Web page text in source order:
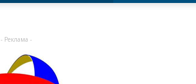
- Реклама -